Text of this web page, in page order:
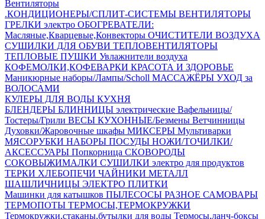
Вентиляторы
.КОНДИЦИОНЕРЫ/СПЛИТ-СИСТЕМЫ ВЕНТИЛЯТОРЫ
ГРЕЛКИ электро ОБОГРЕВАТЕЛИ:
Масляные,Кварцевые,Конвекторы ОЧИСТИТЕЛИ ВОЗДУХА
СУШИЛКИ ДЛЯ ОБУВИ ТЕПЛОВЕНТИЛЯТОРЫ
ТЕПЛОВЫЕ ПУШКИ Увлажнители воздуха
КОФЕМОЛКИ,КОФЕВАРКИ КРАСОТА И ЗДОРОВЬЕ
Маникюрные наборы/Лампы/Scholl МАССАЖЁРЫ УХОД за
ВОЛОСАМИ
КУЛЕРЫ ДЛЯ ВОДЫ КУХНЯ
БЛЕНДЕРЫ БЛИННИЦЫ электрические Вафельницы/
Тостеры/Грили ВЕСЫ КУХОННЫЕ/Безмены Ветчинницы
Духовки/Жаровочные шкафы МИКСЕРЫ Мультиварки
МЯСОРУБКИ НАБОРЫ ПОСУДЫ НОЖИ/ТОЧИЛКИ/
АКСЕССУАРЫ Попкорница СКОВОРОДЫ
СОКОВЫЖИМАЛКИ СУШИЛКИ электро для продуктов
ТЕРКИ ХЛЕБОПЕЧИ ЧАЙНИКИ МЕТАЛЛ
ШАШЛИЧНИЦЫ ЭЛЕКТРО ПЛИТКИ
Машинки для катышков ПЫЛЕСОСЫ РАЗНОЕ САМОВАРЫ
ТЕРМОПОТЫ ТЕРМОСЫ,ТЕРМОКРУЖКИ
Термокружки,стаканы,бутылки для воды Термосы,ланч-боксы